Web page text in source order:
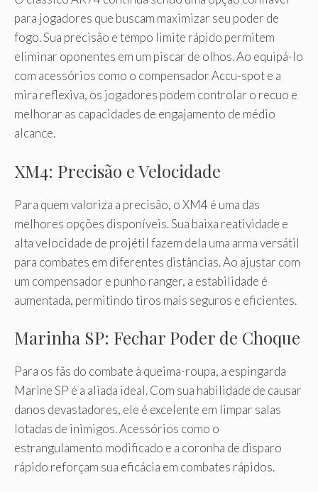
para jogadores que buscam maximizar seu poder de
fogo. Sua precisão e tempo limite rápido permitem
eliminar oponentes em um piscar de olhos. Ao equipá-lo
com acessórios como o compensador Accu-spot e a
mira reflexiva, os jogadores podem controlar o recuo e
melhorar as capacidades de engajamento de médio
alcance.
XM4: Precisão e Velocidade
Para quem valoriza a precisão, o XM4 é uma das
melhores opções disponíveis. Sua baixa reatividade e
alta velocidade de projétil fazem dela uma arma versátil
para combates em diferentes distâncias. Ao ajustar com
um compensador e punho ranger, a estabilidade é
aumentada, permitindo tiros mais seguros e eficientes.
Marinha SP: Fechar Poder de Choque
Para os fãs do combate à queima-roupa, a espingarda
Marine SP é a aliada ideal. Com sua habilidade de causar
danos devastadores, ele é excelente em limpar salas
lotadas de inimigos. Acessórios como o
estrangulamento modificado e a coronha de disparo
rápido reforçam sua eficácia em combates rápidos.